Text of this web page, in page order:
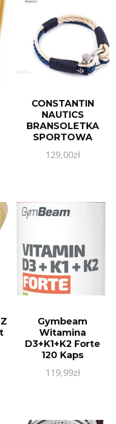
CONSTANTIN
NAUTICS
BRANSOLETKA
SPORTOWA
GRANATOWY
129,00zł
Gymbeam
Witamina
D3+K1+K2 Forte
120 Kaps
119,99zł